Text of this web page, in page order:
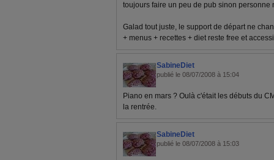
toujours faire un peu de pub sinon personne
Galad tout juste, le support de départ ne
+ menus + recettes + diet reste free et
SabineDiet
publié le 08/07/2008 à 15:04
Piano en mars ? Oulà c'était les débuts du
la rentrée.
SabineDiet
publié le 08/07/2008 à 15:03